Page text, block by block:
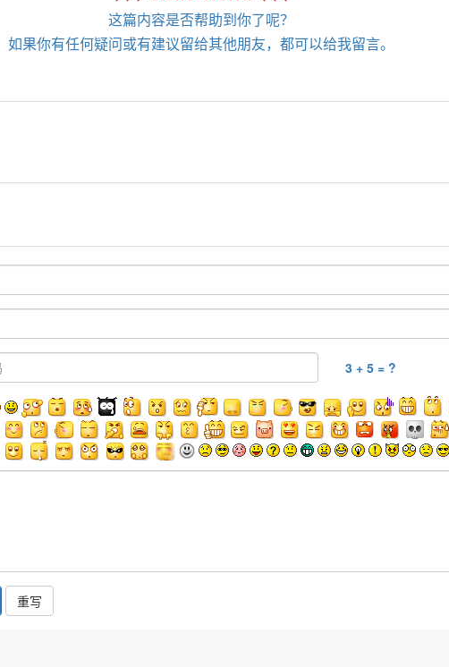
这篇内容是否帮助到你了呢？
如果你有任何疑问或有建议留给其他朋友，都可以给我留言。
3 + 5 = ?